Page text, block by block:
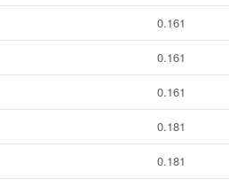
0.161
0.161
0.161
0.181
0.181